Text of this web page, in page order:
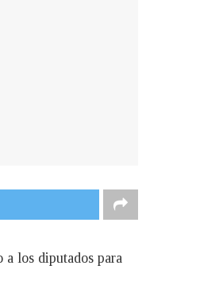
a los diputados para